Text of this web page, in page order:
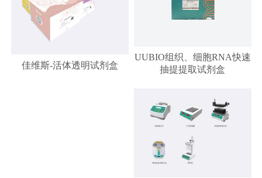
佳维斯-活体透明试剂盒
UUBIO组织、细胞RNA快速
抽提提取试剂盒